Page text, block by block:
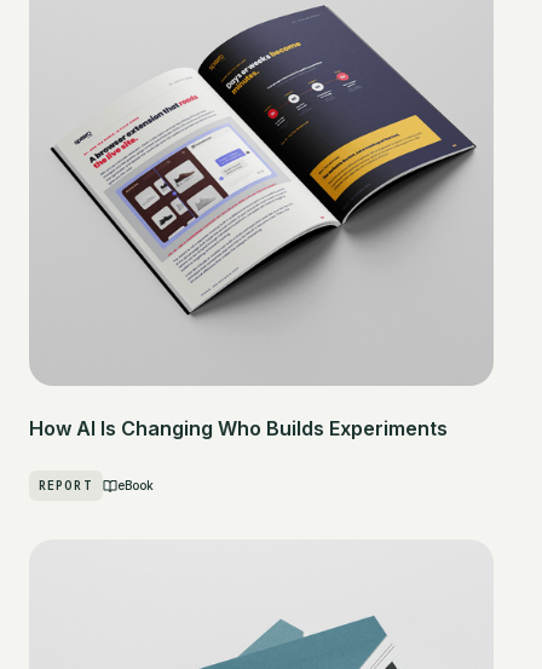
How AI Is Changing Who Builds Experiments
REPORT eBook